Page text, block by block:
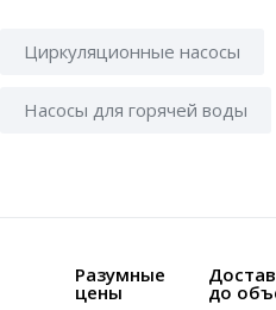
Циркуляционные насосы
Насосы для горячей воды
Разумные
цены до